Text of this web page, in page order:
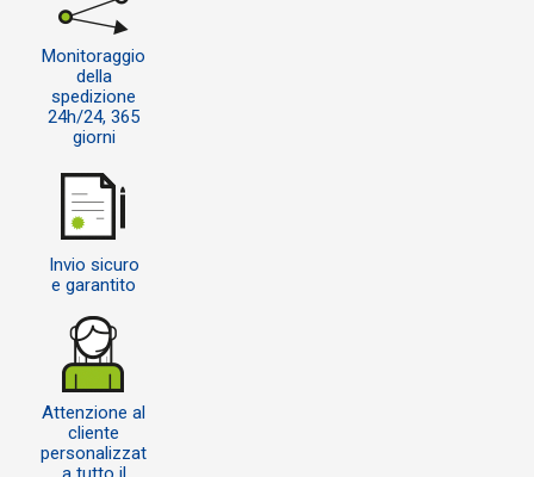
Monitoraggio
della
spedizione
24h/24, 365
giorni
Invio sicuro
e garantito
Attenzione al
cliente
personalizzat